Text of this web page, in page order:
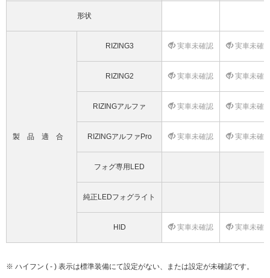
形状
製品適合
RIZING3 実車未確認 実車未確
RIZING2 実車未確認 実車未確
RIZINGアルファ 実車未確認 実車未確
RIZINGアルファPro 実車未確認 実車未確
フォグ専用LED
純正LEDフォグライト
HID 実車未確認 実車未確
※ ハイフン ( - ) 表示は標準装備にて設定がない、または設定が未確認です。